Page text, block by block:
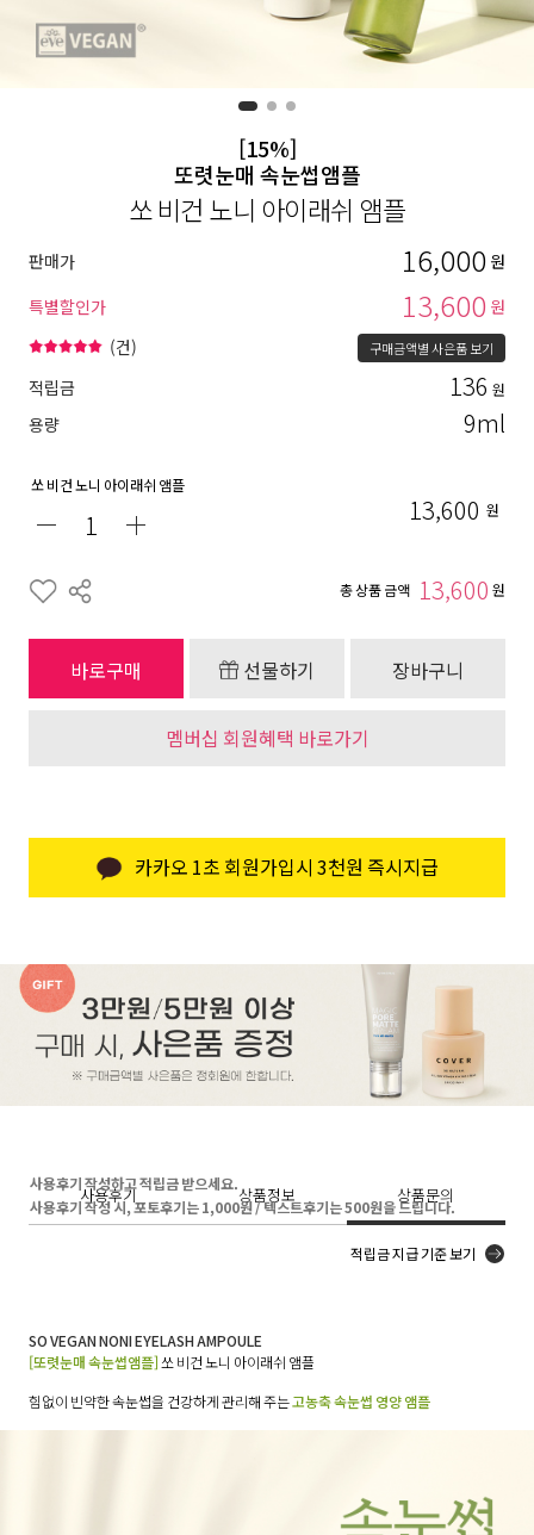
[15%]
또렷눈매 속눈썹앰플
쏘 비건 노니 아이래쉬 앰플
판매가 16,000 원
특별할인가
13,600 원
(건) 구매금액별 사은품 보기
적립금 136 원
용량 9ml
쏘 비건 노니 아이래쉬 앰플
13,600 원
총 상품 금액 13,600 원
바로구매 선물하기 장바구니
멤버십 회원혜택 바로가기
카카오 1초 회원가입시 3천원 즉시지급
사용후기 상품정보 상품문의
사용후기 작성하고 적립금 받으세요.
사용후기 작성 시, 포토후기는 1,000원 / 텍스트후기는 500원을 드립니다.
적립금 지급 기준 보기
SO VEGAN NONI EYELASH AMPOULE
[또렷눈매 속눈썹앰플] 쏘 비건 노니 아이래쉬 앰플
힘없이 빈약한 속눈썹을 건강하게 관리해 주는고농축 속눈썹 영양 앰플